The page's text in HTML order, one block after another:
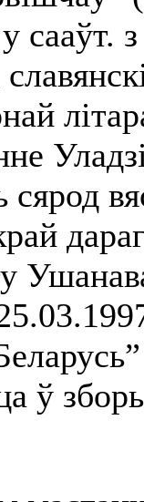
сярод
ў